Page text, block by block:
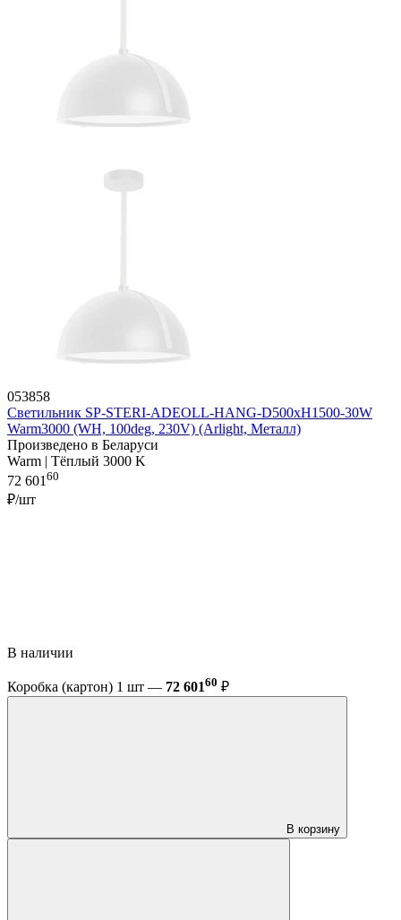
053858
Светильник SP-STERI-ADEOLL-HANG-D500xH1500-30W
Warm3000 (WH, 100deg, 230V) (Arlight, Металл)
Произведено в Беларуси
Warm | Тёплый 3000 K
72 601 60
₽/шт
В наличии
Коробка (картон) 1 шт — 72 60160 ₽
В корзину